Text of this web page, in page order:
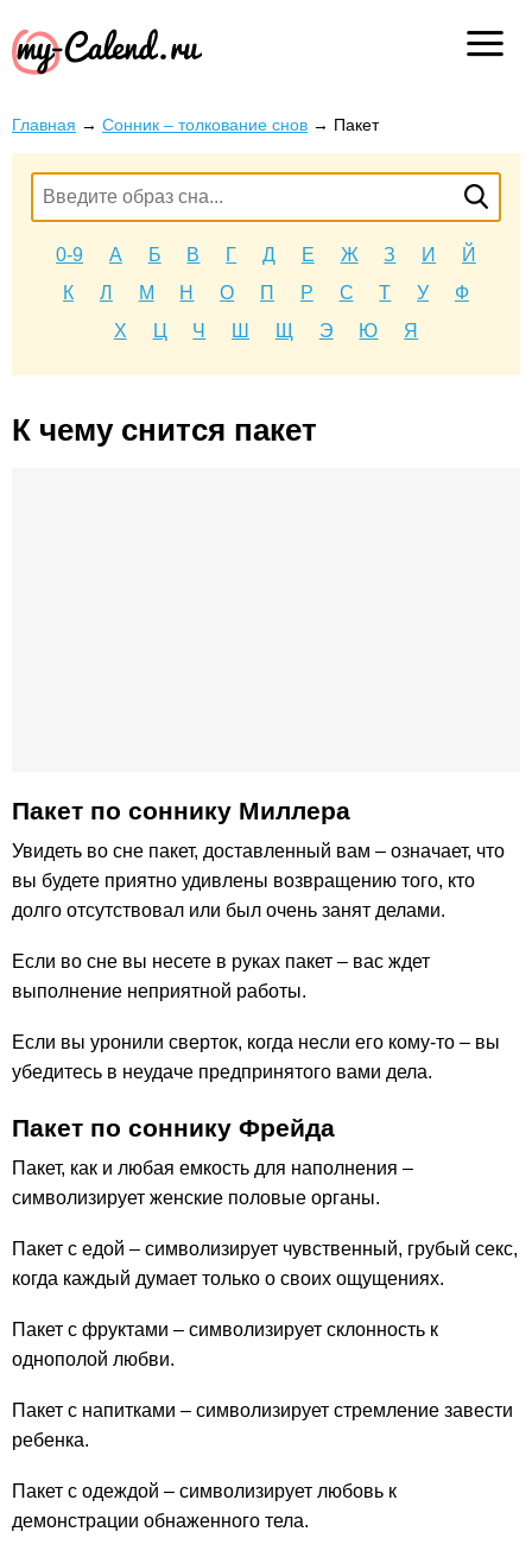
Главная → Сонник – толкование снов → Пакет
0-9 А Б В Г Д Е Ж З И
Й
К
Л М Н О П Р С Т У
Ф
Х
Ц Ч Ш Щ Э Ю Я
К чему снится пакет
Пакет по cоннику Миллера
Увидеть во сне пакет, доставленный вам – означает, что
вы будете приятно удивлены возвращению того, кто
долго отсутствовал или был очень занят делами.
Если во сне вы несете в руках пакет – вас ждет
выполнение неприятной работы.
Если вы уронили сверток, когда несли его кому-то – вы
убедитесь в неудаче предпринятого вами дела.
Пакет по соннику Фрейда
Пакет, как и любая емкость для наполнения –
символизирует женские половые органы.
Пакет с едой – символизирует чувственный, грубый секс,
когда каждый думает только о своих ощущениях.
Пакет с фруктами – символизирует склонность к
однополой любви.
Пакет с напитками – символизирует стремление завести
ребенка.
Пакет с одеждой – символизирует любовь к
демонстрации обнаженного тела.